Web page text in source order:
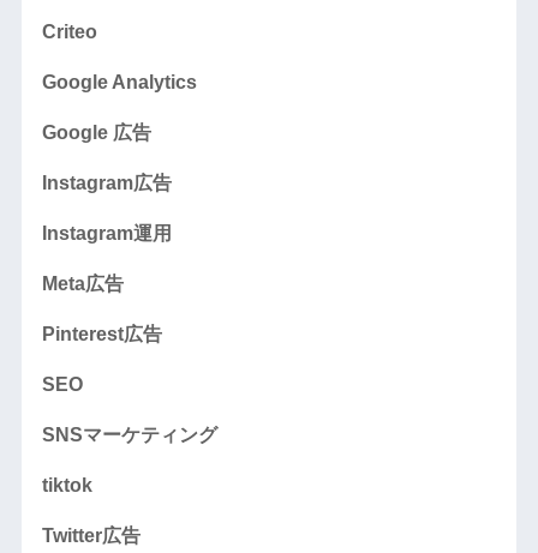
Criteo
Google Analytics
Google 広告
Instagram広告
Instagram運用
Meta広告
Pinterest広告
SEO
SNSマーケティング
tiktok
Twitter広告